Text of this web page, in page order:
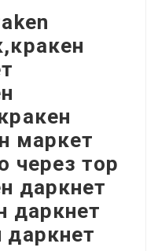
маркет
через тор
даркнет
даркнет
даркнет